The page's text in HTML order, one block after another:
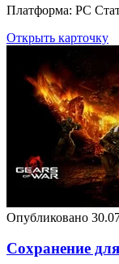
Платформа: PC
Открыть карточку
Опубликовано
Сохранение